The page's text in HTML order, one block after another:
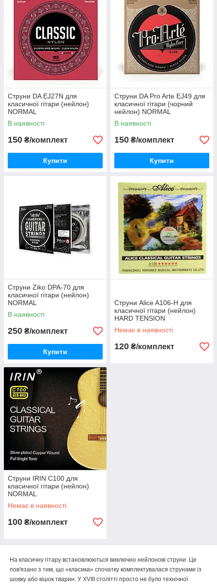
Струни DA EJ27N для
класичної гітари (нейлон)
NORMAL
В наявності
150 ₴/комплект
Купити
Струни DA Pro Arte EJ49 для
класичної гітари (чорний
нейлон) NORMAL
В наявності
150 ₴/комплект
Купити
Струни Ziko DPA-70 для
класичної гітари (нейлон)
NORMAL
В наявності
250 ₴/комплект
Купити
Струни Alice A106-H для
класичної гітари (нейлон)
HARD TENSION
Немає в наявності
120 ₴/комплект
Струни IRIN C100 для
класичної гітари (нейлон)
NORMAL
Немає в наявності
100 ₴/комплект
На класичну гітару встановлюються виключно нейлонові струни. Це
пов'язано з тим, що «класика» спочатку комплектувалася струнами із
шовку або кішок тварин. У XVIII столітті просто не було технічної